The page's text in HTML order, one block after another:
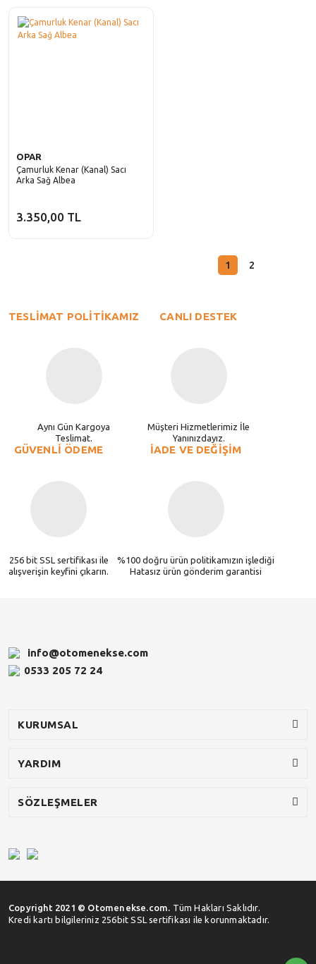
OPAR
Çamurluk Kenar (Kanal) Sacı
Arka Sağ Albea
3.350,00 TL
1 2
TESLİMAT POLİTİKAMIZ
Aynı Gün Kargoya
Teslimat.
CANLI DESTEK
Müşteri Hizmetlerimiz İle
Yanınızdayız.
GÜVENLİ ÖDEME
256 bit SSL sertifikası ile
alışverişin keyfini çıkarın.
İADE VE DEĞİŞİM
%100 doğru ürün politikamızın işlediği
Hatasız ürün gönderim garantisi
info@otomenekse.com
0533 205 72 24
KURUMSAL
YARDIM
SÖZLEŞMELER
Copyright 2021 © Otomenekse.com. Tüm Hakları Saklıdır.
Kredi kartı bilgileriniz 256bit SSL sertifikası ile korunmaktadır.